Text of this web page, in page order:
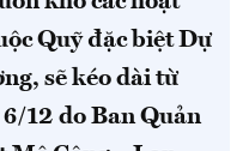
Quỹ đặc biệt Dự
sẽ kéo dài từ
12 do Ban Quản